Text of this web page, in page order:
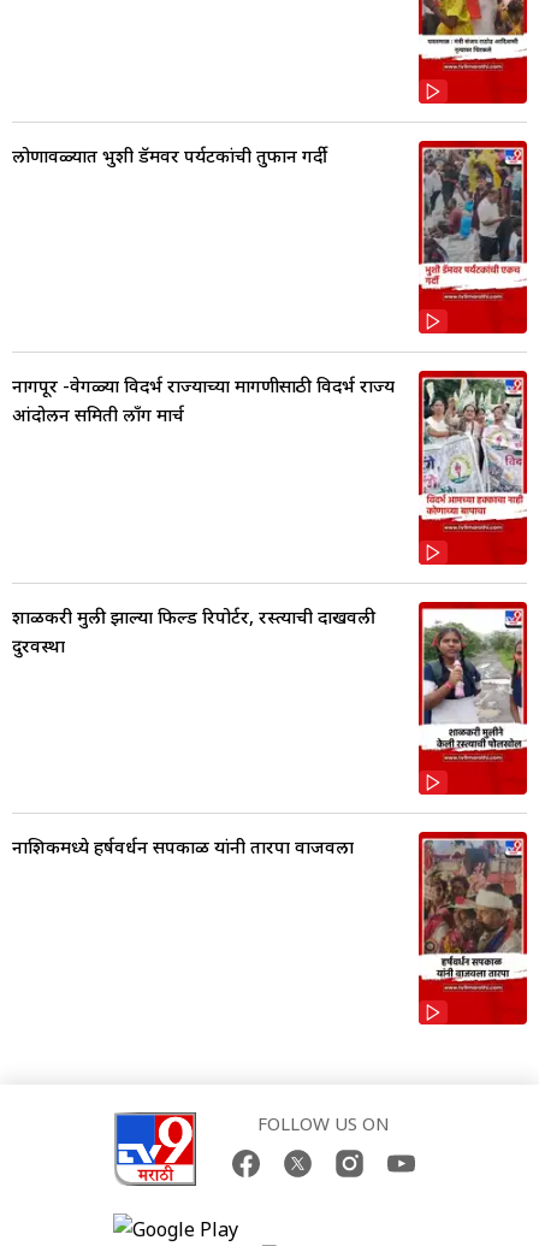
लोणावळ्यात भुशी डॅमवर पर्यटकांची तुफान गर्दी
नागपूर -वेगळ्या विदर्भ राज्याच्या मागणीसाठी विदर्भ राज्य
आंदोलन समिती लाँग मार्च
शाळकरी मुली झाल्या फिल्ड रिपोर्टर, रस्त्याची दाखवली
दुरवस्था
नाशिकमध्ये हर्षवर्धन सपकाळ यांनी तारपा वाजवला
FOLLOW US ON